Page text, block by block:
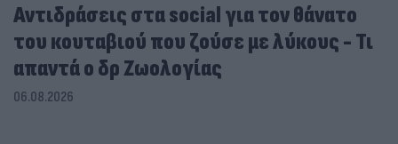
Αντιδράσεις στα social για τον θάνατο
του κουταβιού που ζούσε με λύκους - Τι
απαντά ο δρ Ζωολογίας
06.08.2026